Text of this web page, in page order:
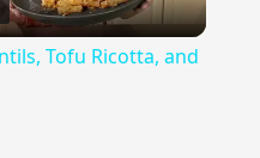
Tofu Ricotta, and